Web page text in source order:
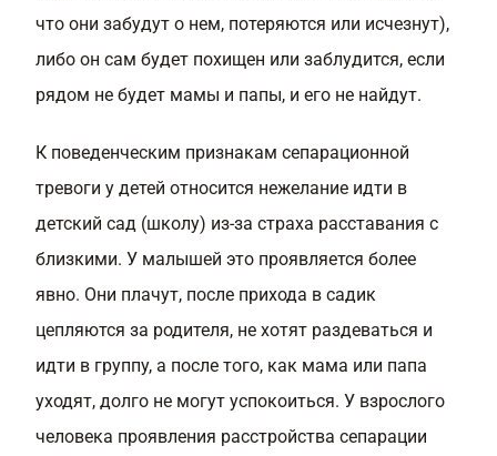
что они забудут о нем, потеряются или исчезнут),
либо он сам будет похищен или заблудится, если
рядом не будет мамы и папы, и его не найдут.
К поведенческим признакам сепарационной
тревоги у детей относится нежелание идти в
детский сад (школу) из-за страха расставания с
близкими. У малышей это проявляется более
явно. Они плачут, после прихода в садик
цепляются за родителя, не хотят раздеваться и
идти в группу, а после того, как мама или папа
уходят, долго не могут успокоиться. У взрослого
человека проявления расстройства сепарации